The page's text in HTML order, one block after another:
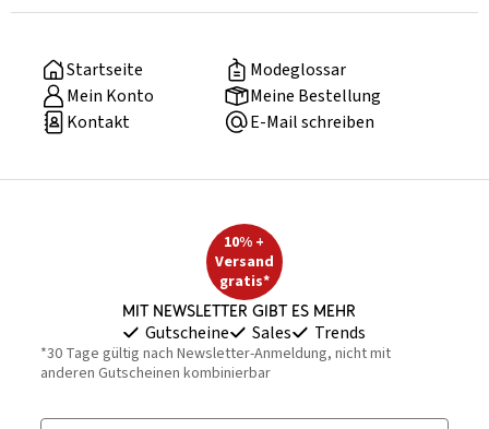
Startseite
Modeglossar
Mein Konto
Meine Bestellung
Kontakt
E-Mail schreiben
10% +
Versand
gratis*
Mit Newsletter gibt es mehr
Gutscheine Sales Trends
*30 Tage gültig nach Newsletter-Anmeldung, nicht mit
anderen Gutscheinen kombinierbar